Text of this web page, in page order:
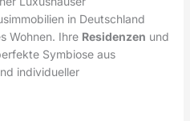
in Deutschland
Wohnen. Ihre Residenzen und
Symbiose aus
individueller